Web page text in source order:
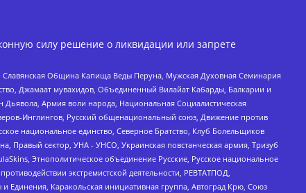
силу решение о ликвидации или запрете
Община Капища Веды Перуна, Мужская Духовная Семинария
Джамаат мувахидов, Объединенный Вилайат Кабарды, Балкарии и
Армия воли народа, Национальная Социалистическая
Инглингов, Русский общенациональный союз, Движение против
национальное единство, Северное Братство, Клуб Болельщиков
Правый сектор, УНА - УНСО, Украинская повстанческая армия, Тризуб
Этнополитическое объединение Русские, Русское национальное
экстремистской деятельности, РЕВТАТПОД,
Каракольская инициативная группа, Автоград Крю, Союз